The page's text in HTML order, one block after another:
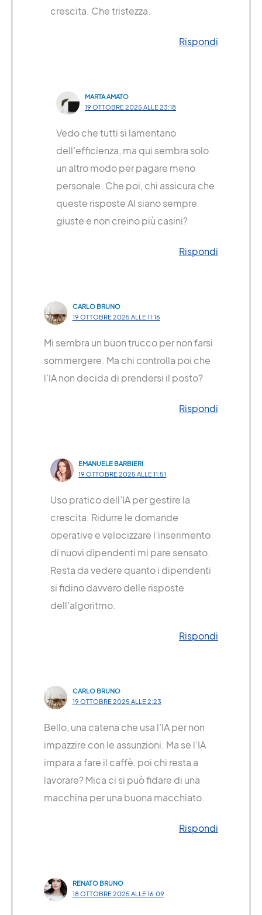
crescita. Che tristezza.
Rispondi
MARTA AMATO
19 OTTOBRE 2025 ALLE 23:18
Vedo che tutti si lamentano
dell’efficienza, ma qui sembra solo
un altro modo per pagare meno
personale. Che poi, chi assicura che
queste risposte AI siano sempre
giuste e non creino più casini?
Rispondi
CARLO BRUNO
19 OTTOBRE 2025 ALLE 11:16
Mi sembra un buon trucco per non farsi
sommergere. Ma chi controlla poi che
l’IA non decida di prendersi il posto?
Rispondi
EMANUELE BARBIERI
19 OTTOBRE 2025 ALLE 11:51
Uso pratico dell’IA per gestire la
crescita. Ridurre le domande
operative e velocizzare l’inserimento
di nuovi dipendenti mi pare sensato.
Resta da vedere quanto i dipendenti
si fidino davvero delle risposte
dell’algoritmo.
Rispondi
CARLO BRUNO
19 OTTOBRE 2025 ALLE 2:23
Bello, una catena che usa l’IA per non
impazzire con le assunzioni. Ma se l’IA
impara a fare il caffè, poi chi resta a
lavorare? Mica ci si può fidare di una
macchina per una buona macchiato.
Rispondi
RENATO BRUNO
18 OTTOBRE 2025 ALLE 16:09